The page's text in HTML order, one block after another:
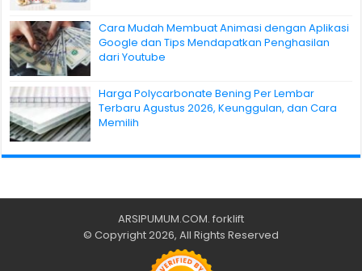
Cara Mudah Membuat Animasi dengan Aplikasi
Google dan Tips Mendapatkan Penghasilan
dari Youtube
Harga Polycarbonate Bening Per Lembar
Terbaru Agustus 2026, Keunggulan, dan Cara
Memilih
ARSIPUMUM.COM. forklift
© Copyright 2026, All Rights Reserved